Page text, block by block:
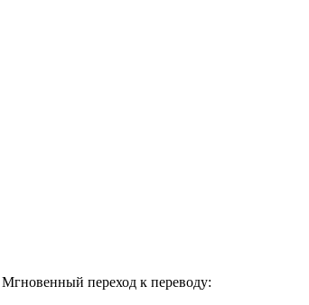
Мгновенный переход к переводу: